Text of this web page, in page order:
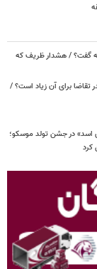
چه گفت؟ / هشدار ظریف که
تقاضا برای آن زیاد است؟ /
در جشن تولد موسکو؛
کرد